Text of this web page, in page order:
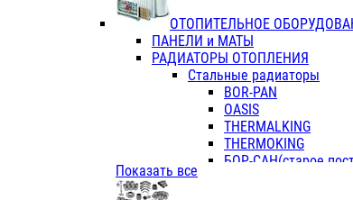
ОТОПИТЕЛЬНОЕ
ПАНЕЛИ и МАТЫ
РАДИАТОРЫ ОТОПЛЕНИЯ
Стальные радиаторы
BOR-PAN
OASIS
THERMALKING
THERMOKING
БОР-САН(старое
Показать все